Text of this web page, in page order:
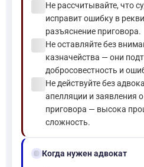
Не рассчитывайте, что
исправит ошибку в
разъяснение приговора.
Не оставляйте без
казначейства — они
добросовестность и
Не действуйте без
апелляции и заявления
приговора — высока
сложность.
gavelКогда нужен адвокат